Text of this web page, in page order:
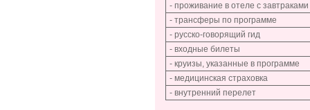
- проживание в отеле с завтраками
- трансферы по программе
- русско-говорящий гид
- входные билеты
- круизы, указанные в программе
- медицинская страховка
- внутренний перелет